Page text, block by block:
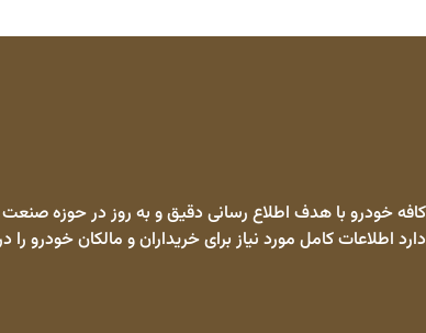
کافه خودرو با هدف اطلاع رسانی دقیق و به روز در حوزه
دارد اطلاعات کامل مورد نیاز برای خریداران و مالکان خودرو را